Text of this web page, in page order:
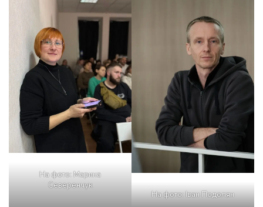
На фото: Марина
Северенчук
На фото: Іван Подолян